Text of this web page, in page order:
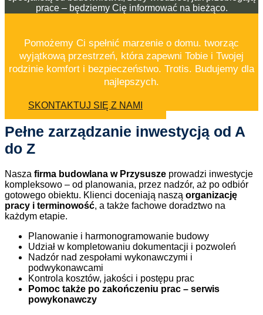
prace – będziemy Cię informować na bieżąco.
Pomożemy Ci spełnić marzenie o domu. tworząc
wyjątkową przestrzeń, która zapewni Tobie i Twojej
rodzinie komfort i bezpieczeństwo. Trotis. Budujemy dla
najlepszych.
SKONTAKTUJ SIĘ Z NAMI
Pełne zarządzanie inwestycją od A
do Z
Nasza firma budowlana w Przysusze prowadzi inwestycje
kompleksowo – od planowania, przez nadzór, aż po odbiór
gotowego obiektu. Klienci doceniają naszą organizację
pracy i terminowość, a także fachowe doradztwo na
każdym etapie.
Planowanie i harmonogramowanie budowy
Udział w kompletowaniu dokumentacji i pozwoleń
Nadzór nad zespołami wykonawczymi i
podwykonawcami
Kontrola kosztów, jakości i postępu prac
Pomoc także po zakończeniu prac – serwis
powykonawczy